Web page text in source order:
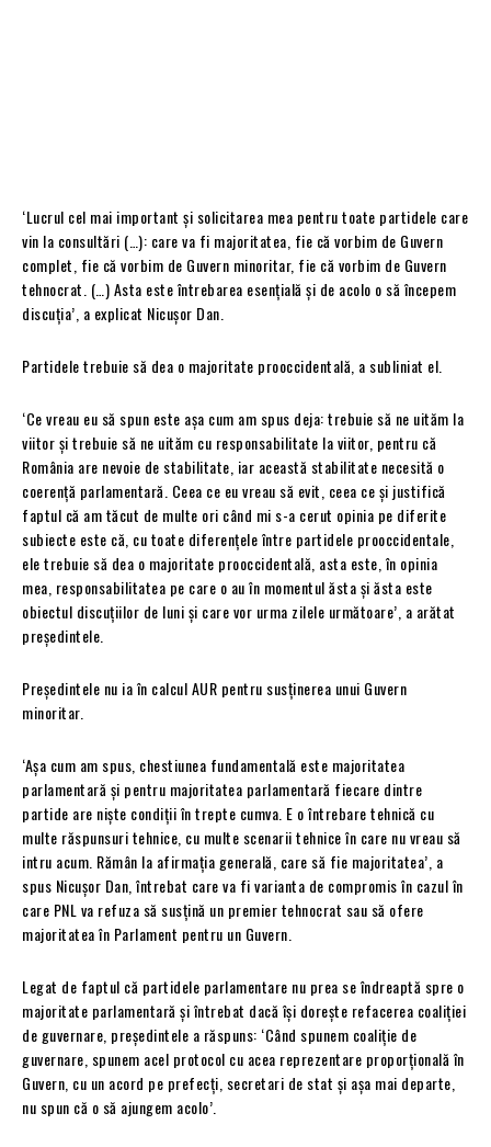
‘Lucrul cel mai important și solicitarea mea pentru toate partidele care
vin la consultări (…): care va fi majoritatea, fie că vorbim de Guvern
complet, fie că vorbim de Guvern minoritar, fie că vorbim de Guvern
tehnocrat. (…) Asta este întrebarea esențială și de acolo o să începem
discuția’, a explicat Nicușor Dan.
Partidele trebuie să dea o majoritate prooccidentală, a subliniat el.
‘Ce vreau eu să spun este așa cum am spus deja: trebuie să ne uităm la
viitor și trebuie să ne uităm cu responsabilitate la viitor, pentru că
România are nevoie de stabilitate, iar această stabilitate necesită o
coerență parlamentară. Ceea ce eu vreau să evit, ceea ce și justifică
faptul că am tăcut de multe ori când mi s-a cerut opinia pe diferite
subiecte este că, cu toate diferențele între partidele prooccidentale,
ele trebuie să dea o majoritate prooccidentală, asta este, în opinia
mea, responsabilitatea pe care o au în momentul ăsta și ăsta este
obiectul discuțiilor de luni și care vor urma zilele următoare’, a arătat
președintele.
Președintele nu ia în calcul AUR pentru susținerea unui Guvern
minoritar.
‘Așa cum am spus, chestiunea fundamentală este majoritatea
parlamentară și pentru majoritatea parlamentară fiecare dintre
partide are niște condiții în trepte cumva. E o întrebare tehnică cu
multe răspunsuri tehnice, cu multe scenarii tehnice în care nu vreau să
intru acum. Rămân la afirmația generală, care să fie majoritatea’, a
spus Nicușor Dan, întrebat care va fi varianta de compromis în cazul în
care PNL va refuza să susțină un premier tehnocrat sau să ofere
majoritatea în Parlament pentru un Guvern.
Legat de faptul că partidele parlamentare nu prea se îndreaptă spre o
majoritate parlamentară și întrebat dacă își dorește refacerea coaliției
de guvernare, președintele a răspuns: ‘Când spunem coaliție de
guvernare, spunem acel protocol cu acea reprezentare proporțională în
Guvern, cu un acord pe prefecți, secretari de stat și așa mai departe,
nu spun că o să ajungem acolo’.